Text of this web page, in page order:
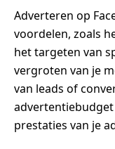
Adverteren op
voordelen, zoals
het targeten van
vergroten van je
van leads of
prestaties van je